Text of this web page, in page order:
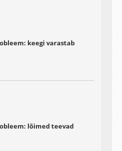
keegi varastab
lõimed teevad